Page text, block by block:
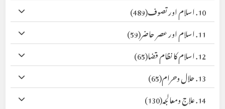
10. اسلام اور تصوف
(489)
11. اسلام اور عصر حاضر
(59)
12. اسلام کا نظام قضا
(65)
13. حلال وحرام
(65)
14. علاج ومعالجہ
(130)